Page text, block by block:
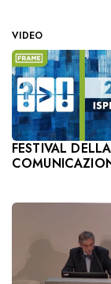
VIDEO
FESTIVAL DELLA